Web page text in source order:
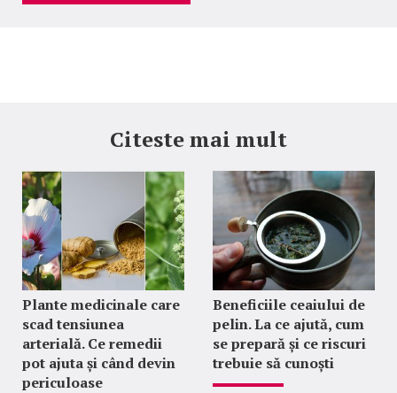
Citeste mai mult
Plante medicinale care
scad tensiunea
arterială. Ce remedii
pot ajuta și când devin
periculoase
Beneficiile ceaiului de
pelin. La ce ajută, cum
se prepară și ce riscuri
trebuie să cunoști